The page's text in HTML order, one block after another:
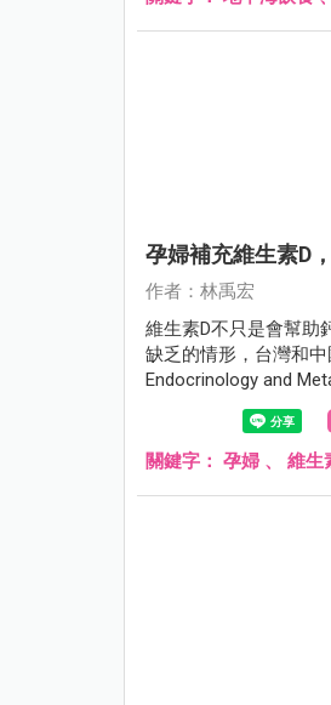
孕婦補充維生素D
作者：林禹宏
維生素D不只是會幫助
缺乏的情形，台灣和
Endocrinology and
關鍵字： 孕婦 、 維生